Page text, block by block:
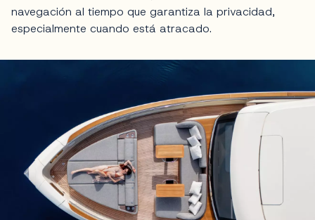
navegación al tiempo que garantiza la privacidad,
especialmente cuando está atracado.